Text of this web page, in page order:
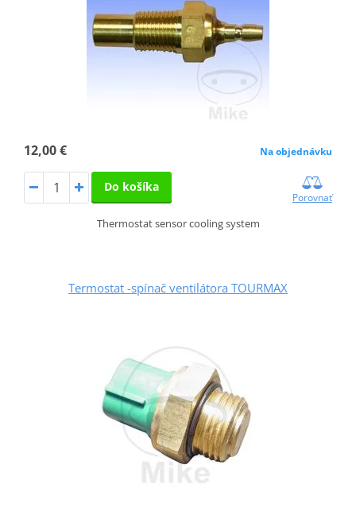
12,00 € Na objednávku
Do košíka
Porovnať
Thermostat sensor cooling system
Termostat -spínač ventilátora TOURMAX